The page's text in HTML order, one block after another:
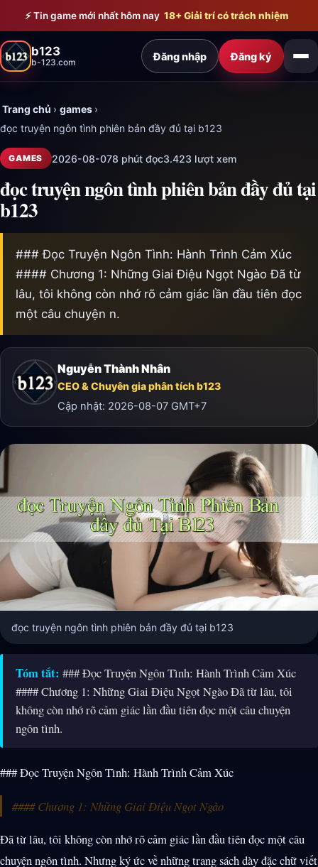
Bỏ qua đến nội dung chính
⚡ Tin game mới nhất hôm nay 18+ Giải trí có trách nhiệm
b123
b-123.com Đăng nhập Đăng ký
Trang chủ › games ›
đọc truyện ngôn tình phiên bản đầy đủ tại b123
GAMES 2026-08-078 phút đọc3.423 lượt xem
đọc truyện ngôn tình phiên bản đầy đủ tại
b123
### Đọc Truyện Ngôn Tình: Hành Trình Cảm Xúc
#### Chương 1: Những Giai Điệu Ngọt Ngào Đã từ
lâu, tôi không còn nhớ rõ cảm giác lần đầu tiên đọc
một câu chuyện n.
Nguyễn Thành Nhân
CEO & Chuyên gia phân tích b123
Cập nhật: 2026-08-07 GMT+7
đọc truyện ngôn tình phiên bản đầy đủ tại b123
Tóm tắt: ### Đọc Truyện Ngôn Tình: Hành Trình Cảm Xúc
#### Chương 1: Những Giai Điệu Ngọt Ngào Đã từ lâu, tôi
không còn nhớ rõ cảm giác lần đầu tiên đọc một câu chuyện
ngôn tình.
### Đọc Truyện Ngôn Tình: Hành Trình Cảm Xúc
#### Chương 1: Những Giai Điệu Ngọt Ngào
Đã từ lâu, tôi không còn nhớ rõ cảm giác lần đầu tiên đọc một câu
chuyện ngôn tình. Nhưng ký ức về những trang sách dày đặc chữ viết